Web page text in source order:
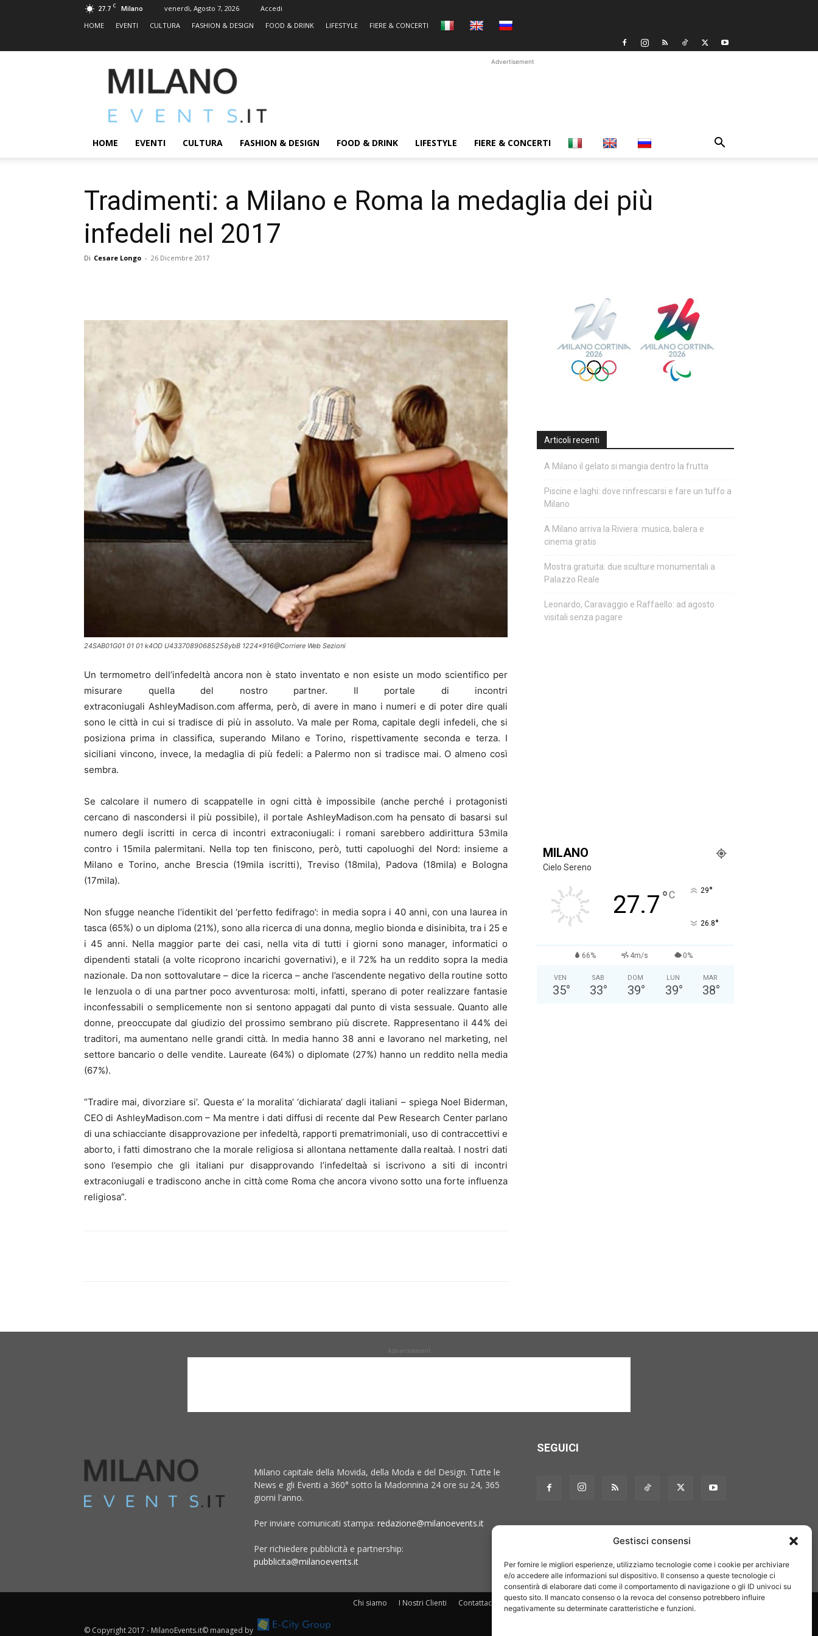
Gestisci consensi
Per fornire le migliori esperienze, utilizziamo tecnologie come i cookie per archiviare
e/o accedere alle informazioni sul dispositivo. Il consenso a queste tecnologie ci
consentirà di elaborare dati come il comportamento di navigazione o gli ID univoci su
questo sito. Il mancato consenso o la revoca del consenso potrebbero influire
negativamente su determinate caratteristiche e funzioni.
27.7 C Milano venerdì, Agosto 7, 2026
Accedi
HOME
EVENTI CULTURA FASHION & DESIGN FOOD & DRINK LIFESTYLE FIERE & CONCERTI
MILANOEVENTS.IT
|
2.0
ed
Eventi
Advertisement
HOME EVENTI CULTURA FASHION & DESIGN FOOD & DRINK LIFESTYLE FIERE & CONCERTI
Tradimenti: a Milano e Roma la medaglia dei più
infedeli nel 2017
Di Cesare Longo - 26 Dicembre 2017
24SAB01G01 01 01 k4OD U43370890685258ybB 1224x916@Corriere Web Sezioni
Un termometro dell’infedeltà ancora non è stato inventato e non esiste un modo scientifico per
misurare quella del nostro partner. Il portale di incontri
extraconiugali AshleyMadison.com afferma, però, di avere in mano i numeri e di poter dire quali
sono le città in cui si tradisce di più in assoluto. Va male per Roma, capitale degli infedeli, che si
posiziona prima in classifica, superando Milano e Torino, rispettivamente seconda e terza. I
siciliani vincono, invece, la medaglia di più fedeli: a Palermo non si tradisce mai. O almeno così
sembra.
Se calcolare il numero di scappatelle in ogni città è impossibile (anche perché i protagonisti
cercano di nascondersi il più possibile), il portale AshleyMadison.com ha pensato di basarsi sul
numero degli iscritti in cerca di incontri extraconiugali: i romani sarebbero addirittura 53mila
contro i 15mila palermitani. Nella top ten finiscono, però, tutti capoluoghi del Nord: insieme a
Milano e Torino, anche Brescia (19mila iscritti), Treviso (18mila), Padova (18mila) e Bologna
(17mila).
Non sfugge neanche l’identikit del ‘perfetto fedifrago’: in media sopra i 40 anni, con una laurea in
tasca (65%) o un diploma (21%), sono alla ricerca di una donna, meglio bionda e disinibita, tra i 25 e
i 45 anni. Nella maggior parte dei casi, nella vita di tutti i giorni sono manager, informatici o
dipendenti statali (a volte ricoprono incarichi governativi), e il 72% ha un reddito sopra la media
nazionale. Da non sottovalutare – dice la ricerca – anche l’ascendente negativo della routine sotto
le lenzuola o di una partner poco avventurosa: molti, infatti, sperano di poter realizzare fantasie
inconfessabili o semplicemente non si sentono appagati dal punto di vista sessuale. Quanto alle
donne, preoccupate dal giudizio del prossimo sembrano più discrete. Rappresentano il 44% dei
traditori, ma aumentano nelle grandi città. In media hanno 38 anni e lavorano nel marketing, nel
settore bancario o delle vendite. Laureate (64%) o diplomate (27%) hanno un reddito nella media
(67%).
“Tradire mai, divorziare si’. Questa e’ la moralita’ ‘dichiarata’ dagli italiani – spiega Noel Biderman,
CEO di AshleyMadison.com – Ma mentre i dati diffusi di recente dal Pew Research Center parlano
di una schiacciante disapprovazione per infedeltà, rapporti prematrimoniali, uso di contraccettivi e
aborto, i fatti dimostrano che la morale religiosa si allontana nettamente dalla realtaà. I nostri dati
sono l’esempio che gli italiani pur disapprovando l’infedeltaà si iscrivono a siti di incontri
extraconiugali e tradiscono anche in città come Roma che ancora vivono sotto una forte influenza
religiosa”.
Articoli recenti
A Milano il gelato si mangia dentro la frutta
Piscine e laghi: dove rinfrescarsi e fare un tuffo a
Milano
A Milano arriva la Riviera: musica, balera e
cinema gratis
Mostra gratuita: due sculture monumentali a
Palazzo Reale
Leonardo, Caravaggio e Raffaello: ad agosto
visitali senza pagare
MILANO
Cielo Sereno
27.7°C 29°
26.8°
66% 4m/s 0%
VEN
35°
SAB
33°
DOM
39°
LUN
39°
MAR
38°
Advertisement
Milano capitale della Movida, della Moda e del Design. Tutte le
News e gli Eventi a 360° sotto la Madonnina 24 ore su 24, 365
giorni l'anno.
Per inviare comunicati stampa: redazione@milanoevents.it
Per richiedere pubblicità e partnership:
pubblicita@milanoevents.it
SEGUICI
Chi siamo I Nostri Clienti Contattaci Collabora con noi Pubblicità Privacy policy Linee editoriali
© Copyright 2017 - MilanoEvents.it© managed by